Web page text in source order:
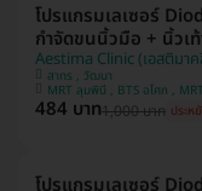
โปรแกรมเลเซอร์
กำจัดขนนิ้วมือ + นิ้วเ
Aestima Clinic (เอสติมา
สาทร , วัฒนา
MRT ลุมพินี
484 บาท1,000 บาท ประห
โปรแกรมเลเซอร์